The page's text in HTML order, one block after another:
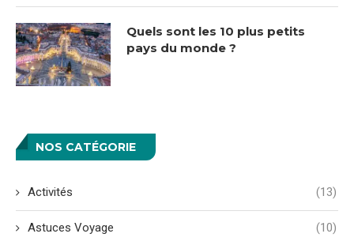
Quels sont les 10 plus petits
pays du monde ?
NOS CATÉGORIE
Activités (13)
Astuces Voyage (10)